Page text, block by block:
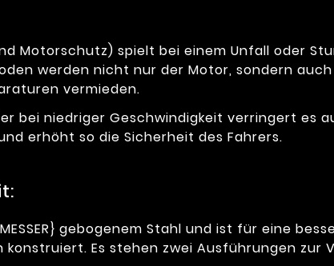
Motorschutz) spielt bei einem Unfall oder
werden nicht nur der Motor, sondern
vermieden.
bei niedriger Geschwindigkeit verringert es
erhöht so die Sicherheit des Fahrers.
gebogenem Stahl und ist für eine
konstruiert. Es stehen zwei Ausführungen zur